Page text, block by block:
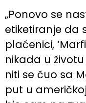
„Ponovo se
etiketiranje da
plaćenici,
nikada u
niti se čuo sa
put u